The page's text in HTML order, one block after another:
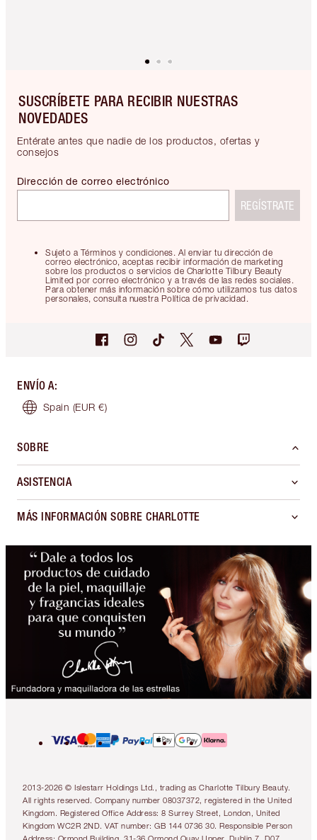
SUSCRÍBETE PARA RECIBIR NUESTRAS
NOVEDADES
Entérate antes que nadie de los productos, ofertas y
consejos
Sujeto a Términos y condiciones. Al enviar tu dirección de
correo electrónico, aceptas recibir información de marketing
sobre los productos o servicios de Charlotte Tilbury Beauty
Limited por correo electrónico y a través de las redes sociales.
Para obtener más información sobre cómo utilizamos tus datos
personales, consulta nuestra Política de privacidad.
Dirección de correo electrónico
REGÍSTRATE
ENVÍO A:
Spain (EUR €)
SOBRE
ASISTENCIA
MÁS INFORMACIÓN SOBRE CHARLOTTE
2013-2026 © Islestarr Holdings Ltd., trading as Charlotte Tilbury Beauty.
All rights reserved. Company number 08037372, registered in the United
Kingdom. Registered Office Address: 8 Surrey Street, London, United
Kingdom WC2R 2ND. VAT number: GB 144 0736 30. Responsible Person
Address: Ormond Building, 31-36 Ormond Quay Upper, Dublin 7, D07